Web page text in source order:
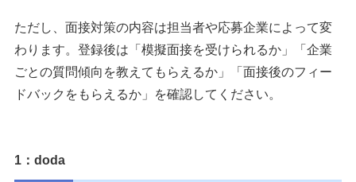
ただし、面接対策の内容は担当者や応募企業によって変
わります。登録後は「模擬面接を受けられるか」「企業
ごとの質問傾向を教えてもらえるか」「面接後のフィー
ドバックをもらえるか」を確認してください。
1：doda